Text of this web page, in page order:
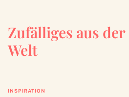
Zufälliges aus
Welt
INSPIRATION